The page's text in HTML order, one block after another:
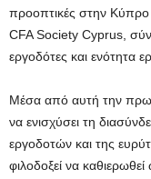
προοπτικές στην Κύπρο
CFA Society Cyprus,
εργοδότες και ενότητα
Μέσα από αυτή την
να ενισχύσει τη
εργοδοτών και της
φιλοδοξεί να